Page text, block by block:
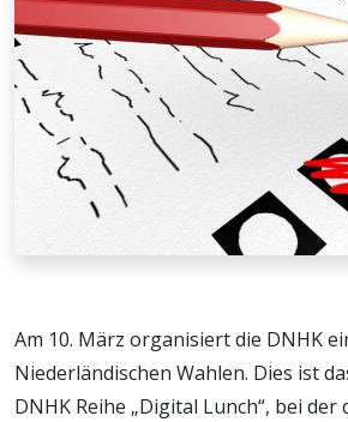
Am 10. März organisiert die DNHK
Niederländischen Wahlen. Dies ist
DNHK Reihe „Digital Lunch“, bei der